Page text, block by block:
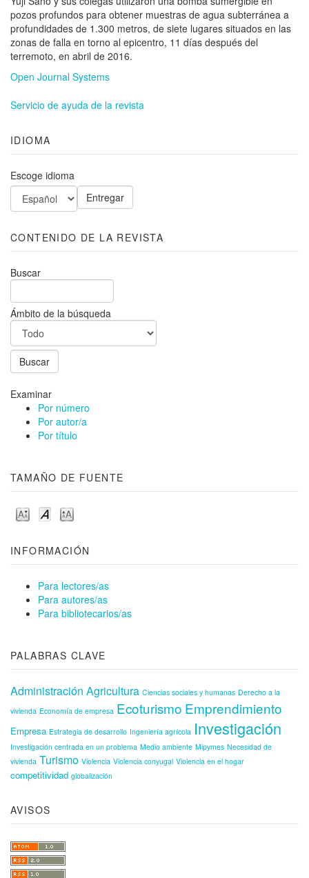
pozos profundos para obtener muestras de agua subterránea a
profundidades de 1.300 metros, de siete lugares situados en las
zonas de falla en torno al epicentro, 11 días después del
terremoto, en abril de 2016.
Open Journal Systems
Servicio de ayuda de la revista
IDIOMA
Escoge idioma
CONTENIDO DE LA REVISTA
Buscar
Ámbito de la búsqueda
Examinar
Por número
Por autor/a
Por título
TAMAÑO DE FUENTE
INFORMACIÓN
Para lectores/as
Para autores/as
Para bibliotecarios/as
PALABRAS CLAVE
Administración Agricultura Ciencias sociales y humanas Derecho a la
vivienda Economía de empresa Ecoturismo Emprendimiento
Empresa Estrategia de desarrollo Ingeniería agrícola Investigación
Investigación centrada en un problema Medio ambiente Mipymes Necesidad de
vivienda Turismo Violencia Violencia conyugal Violencia en el hogar
competitividad globalización
AVISOS